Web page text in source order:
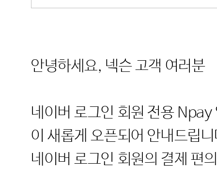
안녕하세요, 넥슨 고객 여러분
네이버 로그인 회원 전용 Npay
이 새롭게 오픈되어 안내드립
네이버 로그인 회원의 결제 편